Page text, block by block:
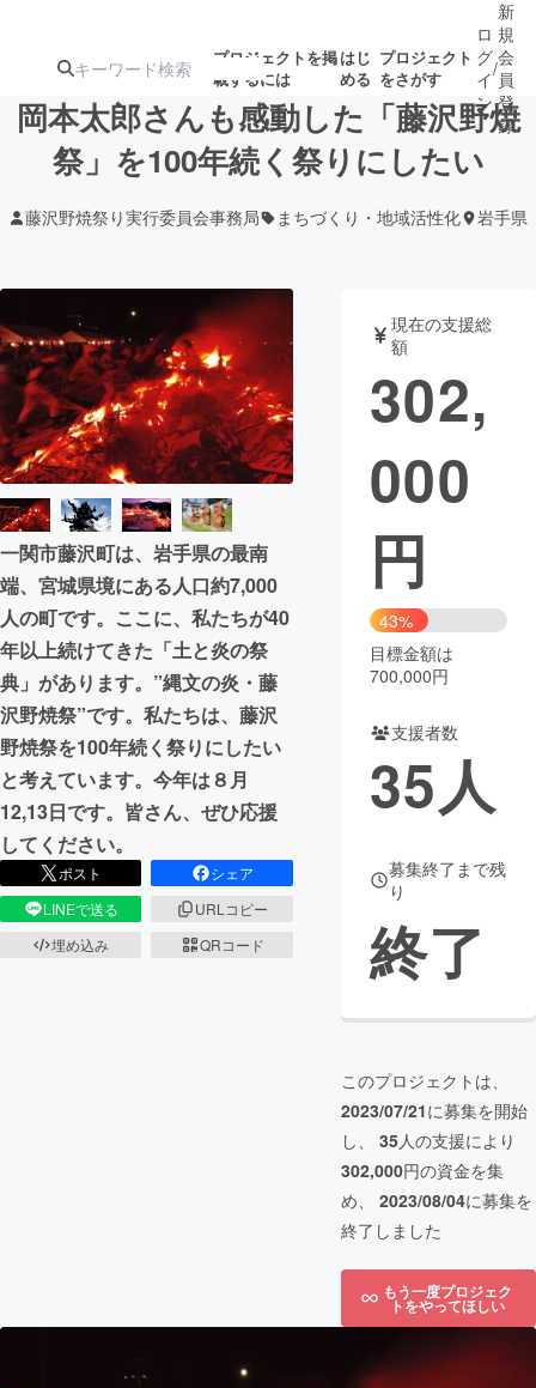
プロジェクトを掲
載するには
はじ
める
プロジェクト
をさがす
人気のプロ
ジェクト
注目のリ
ターン
注目の新着プロ
ジェクト
募集終了が近いプ
ロジェクト
もうすぐ公開
されます
アート・写真 音楽
テクノロジー・ガジェット ゲーム・サ
映像・映画
ビジネス・起業
まちづくり・地域活性化
CAMPFIRE for Social Good
CAMPFIRE Creation
CAMPFIREふるさと納税machi-ya コミュニティ
ロ
グ
イ
ン
/
新
規
会
員
登
録
岡本太郎さんも感動した「藤沢野焼
祭」を100年続く祭りにしたい
藤沢野焼祭り実行委員会事務局 まちづくり・地域活性化 岩手県
一関市藤沢町は、岩手県の最南
端、宮城県境にある人口約7,000
人の町です。ここに、私たちが40
年以上続けてきた「土と炎の祭
典」があります。”縄文の炎・藤
沢野焼祭”です。私たちは、藤沢
野焼祭を100年続く祭りにしたい
と考えています。今年は８月
12,13日です。皆さん、ぜひ応援
してください。
ポスト
シェア
LINEで送る
URLコピー
埋め込み
QRコード
現在の支援総
額
302,
000
円
43%
目標金額は
700,000円
支援者数
35人
募集終了まで残
り
終了
このプロジェクトは、
2023/07/21に募集を開始
し、 35人の支援により
302,000円の資金を集
め、 2023/08/04に募集を
終了しました
もう一度プロジェク
トをやってほしい